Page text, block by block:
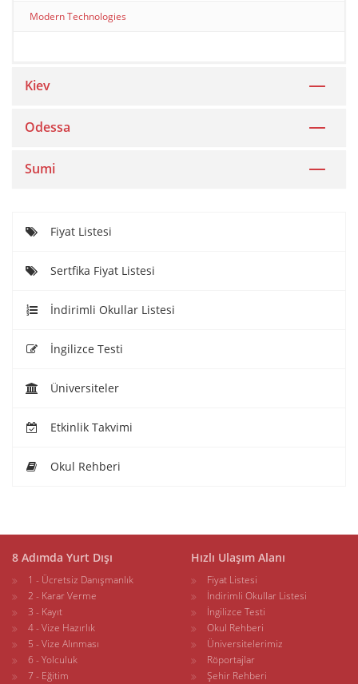
Modern Technologies
Kiev
Odessa
Sumi
Fiyat Listesi
Sertfika Fiyat Listesi
İndirimli Okullar Listesi
İngilizce Testi
Üniversiteler
Etkinlik Takvimi
Okul Rehberi
8 Adımda Yurt Dışı
1 - Ücretsiz Danışmanlık
2 - Karar Verme
3 - Kayıt
4 - Vize Hazırlık
5 - Vize Alınması
6 - Yolculuk
7 - Eğitim
Hızlı Ulaşım Alanı
Fiyat Listesi
İndirimli Okullar Listesi
İngilizce Testi
Okul Rehberi
Üniversitelerimiz
Röportajlar
Şehir Rehberi